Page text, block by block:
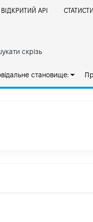
ВІДКРИТИЙ АРІ
скрізь
становище: